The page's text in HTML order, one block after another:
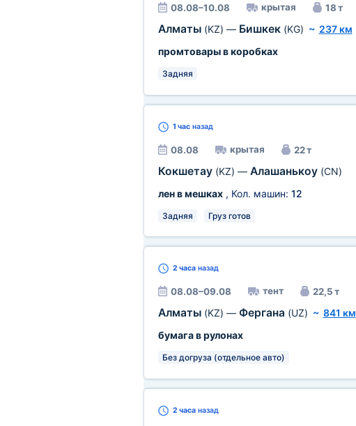
08.08–10.08 крытая 18 т
Алматы (KZ) — Бишкек (KG) ~ 237 км
промтовары в коробках
Задняя
1 часназад
08.08 крытая 22 т
Кокшетау (KZ) — Алашанькоу (CN)
лен в мешках, Кол. машин: 12
Задняя Груз готов
2 часаназад
08.08–09.08 тент 22,5 т
Алматы (KZ) — Фергана (UZ) ~ 841 км
бумага в рулонах
Без догруза (отдельное авто)
2 часаназад